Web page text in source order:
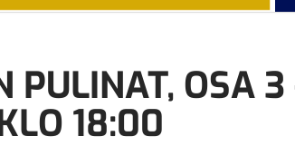
PULINAT, OSA 3
18:00